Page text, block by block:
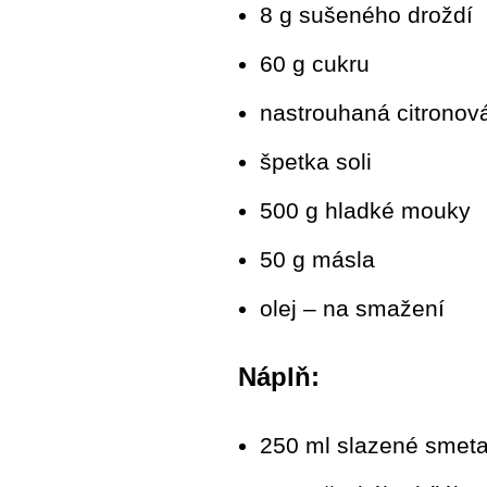
8 g sušeného droždí
60 g cukru
nastrouhaná
špetka soli
500 g hladké mouky
50 g másla
olej – na smažení
Náplň:
250 ml slazené